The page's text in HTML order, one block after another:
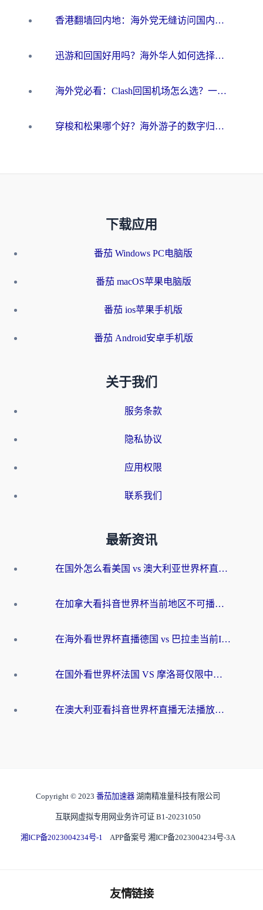
香港翻墙回内地：海外党无缝访问国内资源的加速器选择全攻略
迅游和回国好用吗？海外华人如何选择靠谱的回国加速器
海外党必看：Clash回国机场怎么选？一篇搞定无缝访问国内资源的全攻略
穿梭和松果哪个好？海外游子的数字归乡路，到底该怎么选
下载应用
番茄 Windows PC电脑版
番茄 macOS苹果电脑版
番茄 ios苹果手机版
番茄 Android安卓手机版
关于我们
服务条款
隐私协议
应用权限
联系我们
最新资讯
在国外怎么看美国 vs 澳大利亚世界杯直播？海外党必藏的中文解说观赛指南
在加拿大看抖音世界杯当前地区不可播放？海外党体育观赛终极指南
在海外看世界杯直播德国 vs 巴拉圭当前IP受限制？这篇指南帮你轻松解决地区限制
在国外看世界杯法国 VS 摩洛哥仅限中国大陆？别让地域限制拦下你的欢呼
在澳大利亚看抖音世界杯直播无法播放？海外党体育观赛终极指南来了！
Copyright © 2023 番茄加速器 湖南精准量科技有限公司
互联网虚拟专用网业务许可证 B1-20231050
湘ICP备2023004234号-1 APP备案号 湘ICP备2023004234号-3A
友情链接